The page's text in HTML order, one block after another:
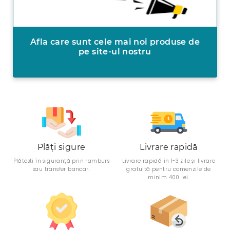
Afla care sunt cele mai noi produse de
pe site-ul nostru
Plăți sigure
Plătești în siguranță prin ramburs
sau transfer bancar.
Livrare rapidă
Livrare rapidă în 1-3 zile și livrare
gratuită pentru comenzile de
minim 400 lei.